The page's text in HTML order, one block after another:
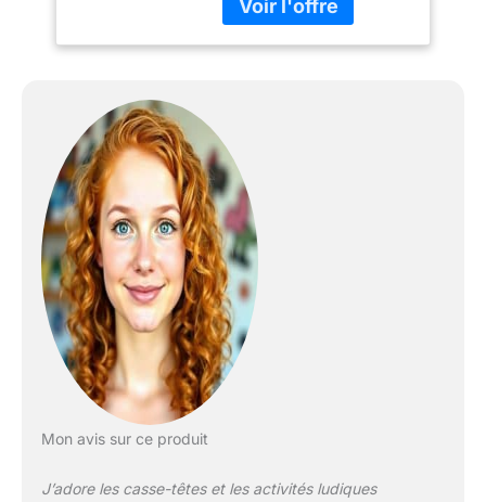
réutilisé des engrenages,
métalliques et électriques
(comme des boulons,
des écrous, etc. ), un
modèle de guêpe
mécanique cool
composé d'une
combinaison exquise.
Expérience de montage :
627 pièces, 4 à 5 heures
d'expérience de montage
gratuite, pas besoin du
(français non garanti).
Mon avis sur ce produit
J’adore les casse-têtes et les activités ludiques